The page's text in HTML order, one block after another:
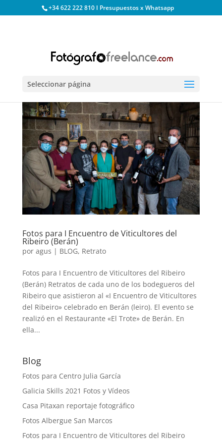
+34 622 222 810 I Presupuestos x Whatsapp
Seleccionar página
Fotos para I Encuentro de Viticultores del
Ribeiro (Berán)
por agus | BLOG, Retrato
Fotos para I Encuentro de Viticultores del Ribeiro
(Berán) Retratos de cada uno de los bodegueros del
Ribeiro que asistieron al «I Encuentro de Viticultores
del Ribeiro» celebrado en Berán (leiro). El evento se
realizó en el Restaurante «El Trote» de Berán. En
ella...
Blog
Fotos para Centro Julia García
Galicia Skills 2021 Fotos y Vídeos
Casa Pitaxan reportaje fotográfico
Fotos Albergue San Marcos
Fotos para I Encuentro de Viticultores del Ribeiro